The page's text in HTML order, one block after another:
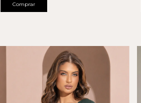
Comprar